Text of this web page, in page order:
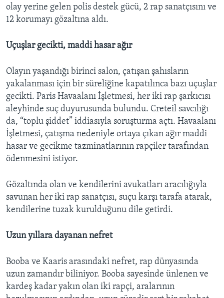
olay yerine gelen polis destek gücü, 2 rap sanatçısını ve
12 korumayı gözaltına aldı.
Uçuşlar gecikti, maddi hasar ağır
Olayın yaşandığı birinci salon, çatışan şahısların
yakalanması için bir süreliğine kapatılınca bazı uçuşlar
gecikti. Paris Havaalanı İşletmesi, her iki rap şarkıcısı
aleyhinde suç duyurusunda bulundu. Creteil savcılığı
da, “toplu şiddet” iddiasıyla soruşturma açtı. Havaalanı
İşletmesi, çatışma nedeniyle ortaya çıkan ağır maddi
hasar ve gecikme tazminatlarının rapçiler tarafından
ödenmesini istiyor.
Gözaltında olan ve kendilerini avukatları aracılığıyla
savunan her iki rap sanatçısı, suçu karşı tarafa atarak,
kendilerine tuzak kurulduğunu dile getirdi.
Uzun yıllara dayanan nefret
Booba ve Kaaris arasındaki nefret, rap dünyasında
uzun zamandır biliniyor. Booba sayesinde ünlenen ve
kardeş kadar yakın olan iki rapçi, aralarının